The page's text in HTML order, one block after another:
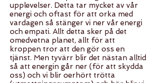
upplevelser. Detta tar mycket av vår
energi och oftast för att orka med
vardagen så stänger vi ner vår energi
och empati. Allt detta sker på det
omedvetna planet, allt för att
kroppen tror att den gör oss en
tjänst. Men tyvärr blir det nästan alltid
så att energin går ner (för att skydda
oss) och vi blir oerhört trötta